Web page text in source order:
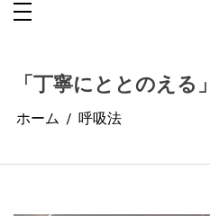
「丁寧にととのえ
ホーム 呼吸法